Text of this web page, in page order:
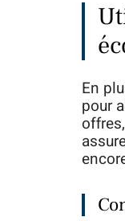
En
pour